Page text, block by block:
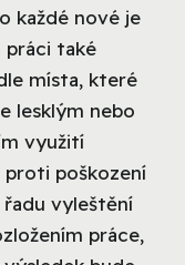
každé nové je
také
místa, které
lesklým nebo
využití
poškození
vyleštění
práce,